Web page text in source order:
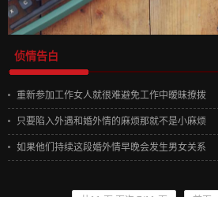
情感诉说
保密协议
团队实力
客户必读
侦情告白
重新参加工作女人就很难避免工作中暧昧撩拨
只要陷入外遇和婚外情的麻烦那就不是小麻烦
如果他们持续这段婚外情早晚会发生男女关系